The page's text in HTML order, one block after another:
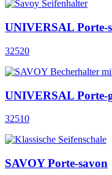
UNIVERSAL Porte-
32520
UNIVERSAL Porte-
32510
SAVOY Porte-savon